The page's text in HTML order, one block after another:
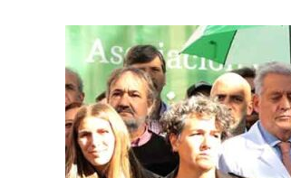
a
d
a
s